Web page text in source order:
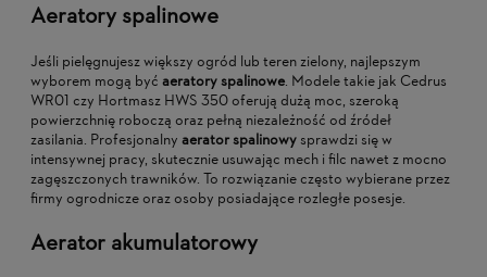
Aeratory spalinowe
Jeśli pielęgnujesz większy ogród lub teren zielony, najlepszym
wyborem mogą być aeratory spalinowe. Modele takie jak Cedrus
WR01 czy Hortmasz HWS 350 oferują dużą moc, szeroką
powierzchnię roboczą oraz pełną niezależność od źródeł
zasilania. Profesjonalny aerator spalinowy sprawdzi się w
intensywnej pracy, skutecznie usuwając mech i filc nawet z mocno
zagęszczonych trawników. To rozwiązanie często wybierane przez
firmy ogrodnicze oraz osoby posiadające rozległe posesje.
Aerator akumulatorowy